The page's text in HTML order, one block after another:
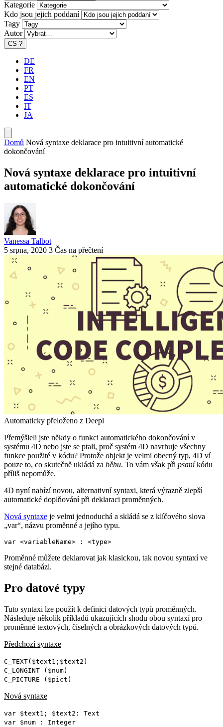
Kategorie
Kdo jsou jejich poddaní
Tagy
Autor
CS ?
DE
FR
EN
PT
ES
IT
JA
Domů Nová syntaxe deklarace pro intuitivní automatické
dokončování
Nová syntaxe deklarace pro intuitivní
automatické dokončování
Vanessa Talbot
5 srpna, 2020 3 Čas na přečtení
Automaticky přeloženo z Deepl
Přemýšleli jste někdy o funkci automatického dokončování v
systému 4D nebo jste se ptali, proč systém 4D navrhuje všechny
funkce použité v kódu? Protože objekt je velmi obecný typ, 4D ví
pouze to, co skutečně ukládá za běhu. To vám však při psaníkódu
příliš nepomůže.
4D nyní nabízí novou, alternativní syntaxi, která výrazně zlepší
automatické doplňování při deklaraci proměnných.
Nová syntaxe je velmi jednoduchá a skládá se z klíčového slova
„var“, názvu proměnné a jejího typu.
var <variableName> : <type>
Proměnné můžete deklarovat jak klasickou, tak novou syntaxí ve
stejné databázi.
Pro datové typy
Tuto syntaxi lze použít k definici datových typů proměnných.
Následuje několik příkladů ukazujících shodu obou syntaxí pro
proměnné textových, číselných a obrázkových datových typů.
Předchozí syntaxe
C_TEXT( $text1 ; $text2 )
C_LONGINT ( $num)
C_PICTURE ( $pict )
Nová syntaxe
var $text1 ; $text2 : Text
var $num : Integer